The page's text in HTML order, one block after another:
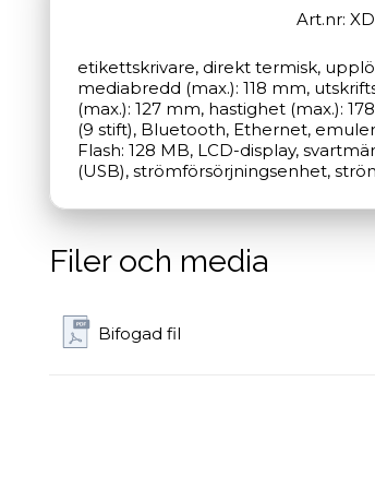
Art.nr:
etikettskrivare, direkt termisk,
mediabredd (max.): 118 mm,
(max.): 127 mm, hastighet (max.):
(9 stift), Bluetooth, Ethernet,
Flash: 128 MB, LCD-display,
(USB), strömförsörjningsenhet,
Filer och media
Bifogad fil